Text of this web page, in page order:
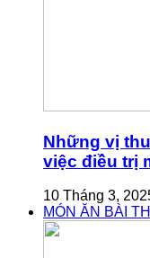
Những vị
việc điều trị
10 Tháng 3,
MÓN ĂN BÀI